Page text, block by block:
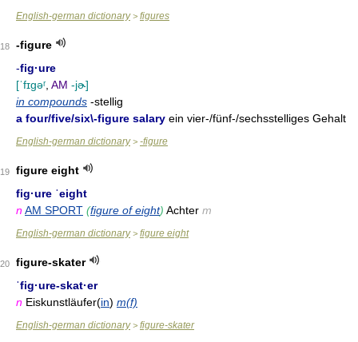
English-german dictionary> figures
18
-figure
-fig·ure
[ˈfɪgəʳ AM -jɚ]
in compounds -stellig
a four/five/six\-figure salary ein vier-/fünf-/sechsstelliges Gehalt
English-german dictionary> -figure
19
figure eight
fig·ure ˈeight
nAM SPORT (figure of eight) Achter m
English-german dictionary> figure eight
20
figure-skater
ˈfig·ure-skat·er
n Eiskunstläufer(in) m(f)
English-german dictionary> figure-skater